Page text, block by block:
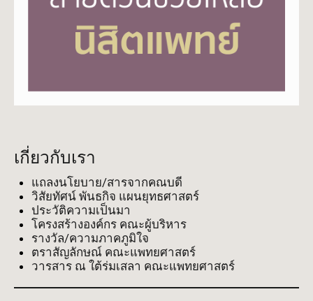
เกี่ยวกับเรา
แถลงนโยบาย/สารจากคณบดี
วิสัยทัศน์ พันธกิจ แผนยุทธศาสตร์
ประวัติความเป็นมา
โครงสร้างองค์กร คณะผู้บริหาร
รางวัล/ความภาคภูมิใจ
ตราสัญลักษณ์ คณะแพทยศาสตร์
วารสาร ณ ใต้ร่มเสลา คณะแพทยศาสตร์